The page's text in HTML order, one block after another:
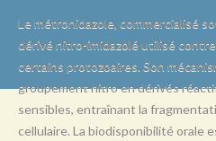
P
Q
R
Le métronidazole, commercialisé
dérivé nitro-imidazolé utilisé
certains protozoaires. Son
groupement nitro en dérivés
sensibles, entraînant la
cellulaire. La biodisponibilité orale